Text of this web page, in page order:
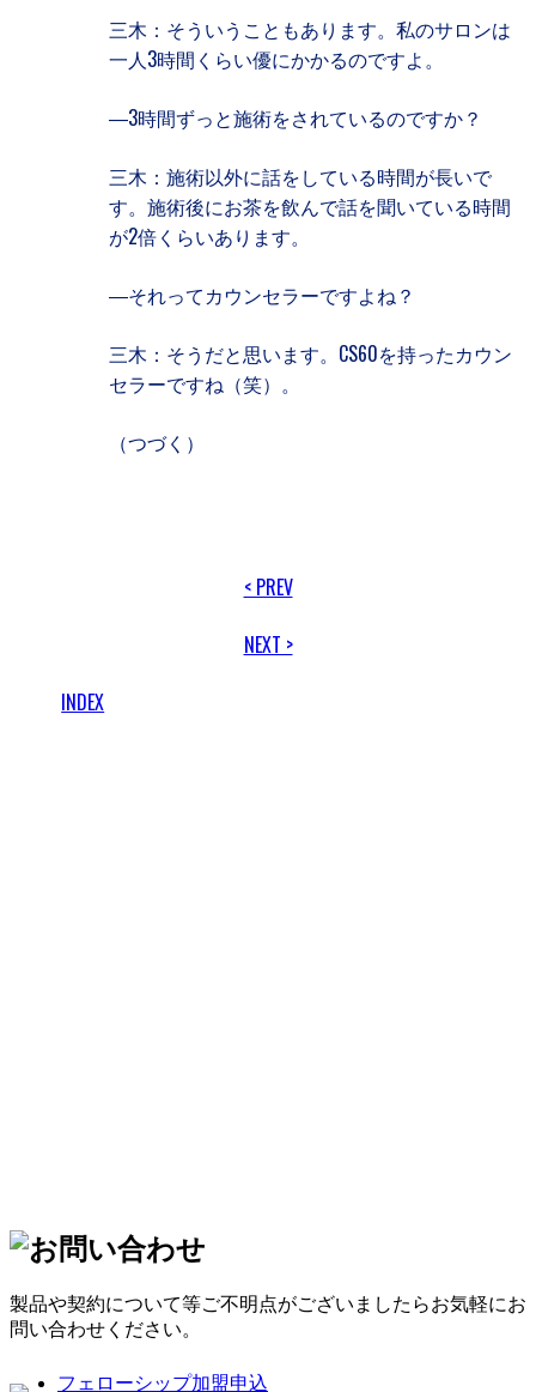
三木：そういうこともあります。私のサロンは
一人3時間くらい優にかかるのですよ。
―3時間ずっと施術をされているのですか？
三木：施術以外に話をしている時間が長いで
す。施術後にお茶を飲んで話を聞いている時間
が2倍くらいあります。
―それってカウンセラーですよね？
三木：そうだと思います。CS60を持ったカウン
セラーですね（笑）。
（つづく）
< PREV
NEXT >
INDEX
製品や契約について等ご不明点がございましたらお気軽にお
問い合わせください。
フェローシップ加盟申込